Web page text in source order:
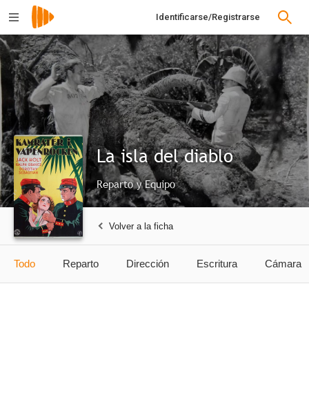
Identificarse/Registrarse
La isla del diablo
Reparto y Equipo
Volver a la ficha
Todo Reparto Dirección Escritura Cámara